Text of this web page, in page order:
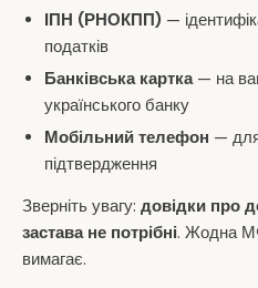
ІПН (РНОКПП) —
податків
Банківська картка— на
українського банку
Мобільний телефон —
підтвердження
Зверніть увагу: довідки про
застава не потрібні. Жодна
вимагає.